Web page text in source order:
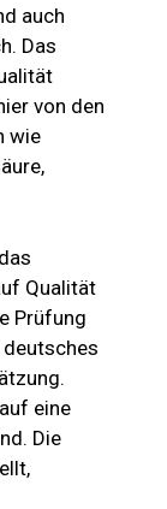
auch
Das
von den
wie
Qualität
Prüfung
eine
Die